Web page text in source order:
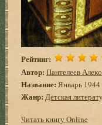
Рейтинг:
Автор: Пантелеев
Название: Январь 1944
Жанр: Детская
Читать книгу Online